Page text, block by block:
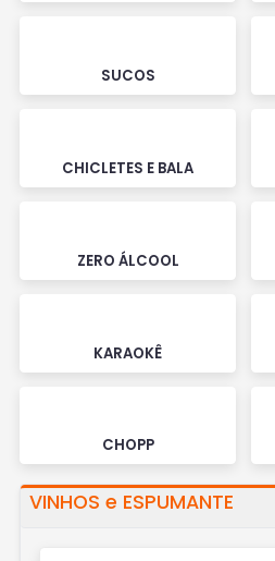
SUCOS
CHICLETES E BALA
ZERO ÁLCOOL
KARAOKÊ
CHOPP
VINHOS e ESPUMANTE